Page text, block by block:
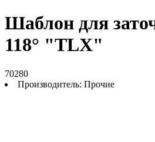
Шаблон для
118° "TLX"
70280
Производитель: Прочие